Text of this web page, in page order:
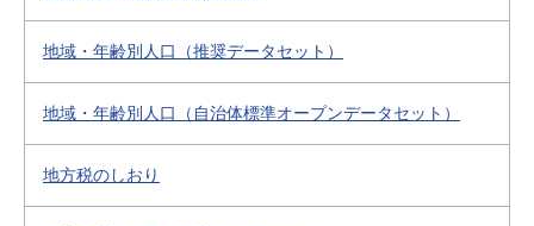
地域・年齢別人口（推奨データセット）
地域・年齢別人口（自治体標準オープンデータセット）
地方税のしおり